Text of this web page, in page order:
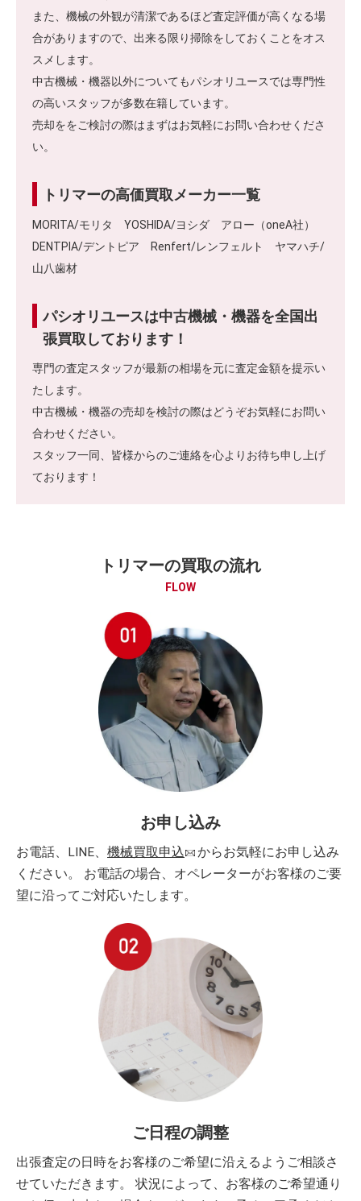
また、機械の外観が清潔であるほど査定評価が高くなる場
合がありますので、出来る限り掃除をしておくことをオス
スメします。
中古機械・機器以外についてもパシオリユースでは専門性
の高いスタッフが多数在籍しています。
売却ををご検討の際はまずはお気軽にお問い合わせくださ
い。
トリマーの高価買取メーカー一覧
MORITA/モリタ YOSHIDA/ヨシダ アロー（oneA社）
DENTPIA/デントピア Renfert/レンフェルト ヤマハチ/
山八歯材
パシオリユースは中古機械・機器を全国出
張買取しております！
専門の査定スタッフが最新の相場を元に査定金額を提示い
たします。
中古機械・機器の売却を検討の際はどうぞお気軽にお問い
合わせください。
スタッフ一同、皆様からのご連絡を心よりお待ち申し上げ
ております！
トリマーの買取の流れ
FLOW
お申し込み
お電話、LINE、 機械買取申込
からお気軽にお申し込み
ください。 お電話の場合、オペレーターがお客様のご要
望に沿ってご対応いたします。
ご日程の調整
出張査定の日時をお客様のご希望に沿えるようご相談さ
せていただきます。 状況によって、お客様のご希望通り